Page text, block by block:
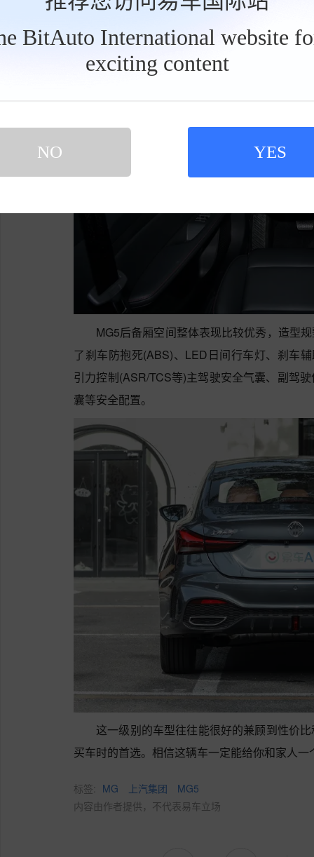
BitAuto International website
exciting content
NO YES
MG5后备厢空间整体表现比较优秀，造型
了刹车防抱死(ABS)、LED日间行车灯、刹车
引力控制(ASR/TCS等)主驾驶安全气囊、副驾
囊等安全配置。
这一级别的车型往往能很好的兼顾到性价
买车时的首选。相信这辆车一定能给你和家人一
标签: MG 上汽集团
MG5
内容由作者提供，不代表易车立场